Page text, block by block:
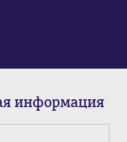
информация